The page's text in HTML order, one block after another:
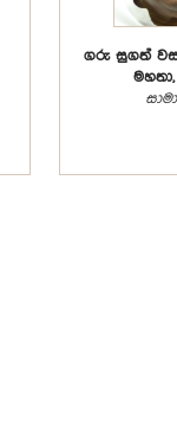
ගරු සුගත්
මහතා,